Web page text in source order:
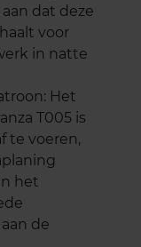
dat deze
voor
in natte
Het
T005 is
te voeren,
het
de